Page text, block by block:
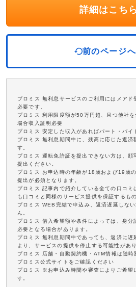
詳細はこちら
前のページ
プロミス 無利息サービスのご利用にはメア
必要です。
プロミス 利用限度額が50万円超、且つ他社
場合収入証明必要
プロミス 安定した収入があればパート・バイ
プロミス 無利息期間中に、残高に応じた返済
す。
プロミス 運転免許証を提出できない方は、顔
提出ください。
プロミス お申込時の年齢が18歳および19歳
提出が必須となります。
プロミス 記事内で紹介している全ての口コミ
も口コミと同様のサービス提供を保証するも
プロミス WEB完結で申込み、返済遅延しな
ん。
プロミス 借入希望額や条件によっては、身分
必要となる場合があります。
プロミス 無利息期間中であっても、返済に遅
より、サービスの提供を停止する可能性があり
プロミス 店舗・自動契約機・ATM情報は随時
プロミス公式サイトをご確認ください
プロミス ※お申込み時間や審査によりご希望
す。